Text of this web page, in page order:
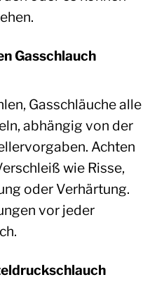
Gasschlauch
Gasschläuche alle
abhängig von der
Achten
wie Risse,
oder Verhärtung.
vor jeder